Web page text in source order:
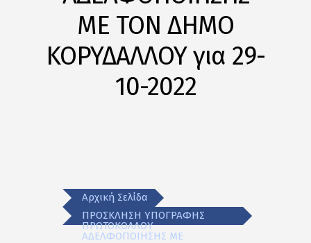
ΜΕ ΤΟΝ ΔΗΜΟ
ΚΟΡΥΔΑΛΛΟΥ για 29-
10-2022
Αρχική Σελίδα
ΠΡΟΣΚΛΗΣΗ ΥΠΟΓΡΑΦΗΣ
ΠΡΩΤΟΚΟΛΛΟΥ
ΑΔΕΛΦΟΠΟΙΗΣΗΣ ΜΕ